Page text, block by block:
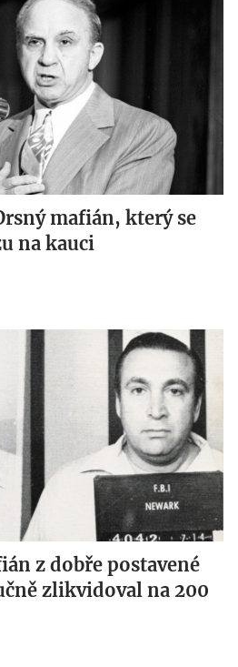
mafián, který se
na kauci
z dobře postavené
zlikvidoval na 200